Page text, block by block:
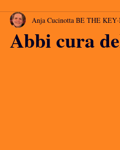
Abbi cura
Anja Cucinotta BE THE KEY